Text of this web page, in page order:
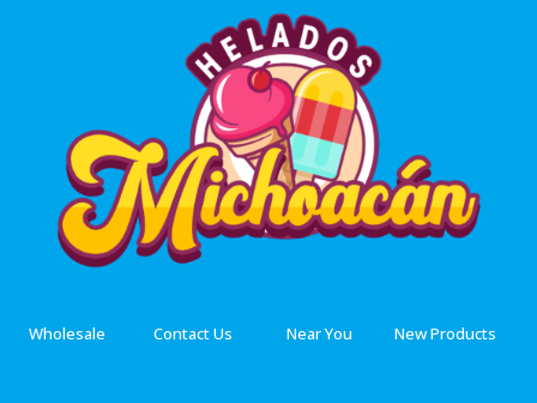
Wholesale Contact Us Near You New Products